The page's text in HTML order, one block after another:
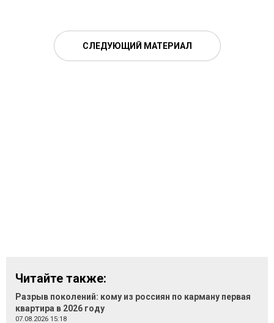
СЛЕДУЮЩИЙ МАТЕРИАЛ
Читайте также:
Разрыв поколений: кому из россиян по карману первая
квартира в 2026 году
07.08.2026 15:18